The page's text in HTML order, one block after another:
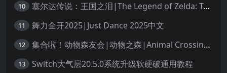
10 塞尔达传说：王国之泪|The Legend of Zelda: Tears of the Kingdom中文
11 舞力全开2025|Just Dance 2025中文
12 集合啦！动物森友会|动物之森|Animal Crossing: New Horizons中文
13 Switch大气层20.5.0系统升级软硬破通用教程